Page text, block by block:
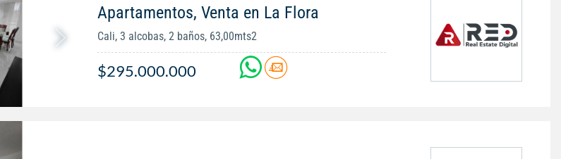
Apartamentos, Venta en La Flora
Cali, 3 alcobas, 2 baños, 63,00mts2
$295.000.000